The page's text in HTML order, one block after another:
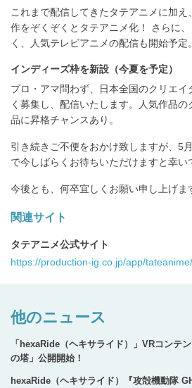
これまで配信してきたタテアニメに加
作をぞくぞくとタテアニメ化！ さらに
く、人気テレビアニメの配信も開始予定。
インディーズ枠を新設（今夏を予定）
プロ・アマ問わず、日本全国のクリエ
く募集し、配信いたします。人気作品
品に昇格チャンスあり。
引き続きご不便をおかけ致しますが、5
で今しばらくお待ちいただけますと幸い
今後とも、何卒宜しくお願い申し上げま
関連サイト
タテアニメ公式サイト
https://production-ig.co.jp/app/tateanime/
他のニュース
「hexaRide（ヘキサライド）」VRコンテ
の塔」公開開始！
hexaRide（ヘキサライド）『攻殻機動隊